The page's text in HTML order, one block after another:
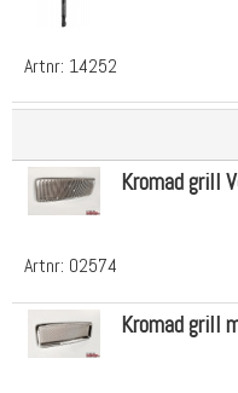
Artnr: 14252
Artnr: 02574
Kromad grill
Kromad grill